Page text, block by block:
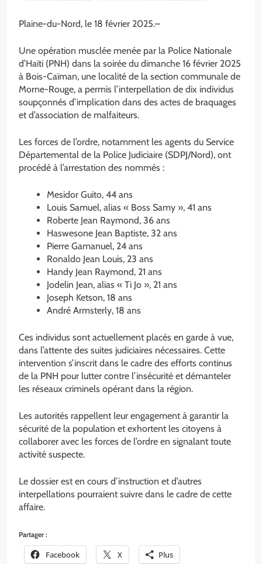
Plaine-du-Nord, le 18 février 2025.–
Une opération musclée menée par la Police Nationale
d’Haïti (PNH) dans la soirée du dimanche 16 février 2025
à Bois-Caïman, une localité de la section communale de
Morne-Rouge, a permis l’interpellation de dix individus
soupçonnés d’implication dans des actes de braquages
et d’association de malfaiteurs.
Les forces de l’ordre, notamment les agents du Service
Départemental de la Police Judiciaire (SDPJ/Nord), ont
procédé à l’arrestation des nommés :
Mesidor Guito, 44 ans
Louis Samuel, alias « Boss Samy », 41 ans
Roberte Jean Raymond, 36 ans
Haswesone Jean Baptiste, 32 ans
Pierre Gamanuel, 24 ans
Ronaldo Jean Louis, 23 ans
Handy Jean Raymond, 21 ans
Jodelin Jean, alias « Ti Jo », 21 ans
Joseph Ketson, 18 ans
André Armsterly, 18 ans
Ces individus sont actuellement placés en garde à vue,
dans l’attente des suites judiciaires nécessaires. Cette
intervention s’inscrit dans le cadre des efforts continus
de la PNH pour lutter contre l’insécurité et démanteler
les réseaux criminels opérant dans la région.
Les autorités rappellent leur engagement à garantir la
sécurité de la population et exhortent les citoyens à
collaborer avec les forces de l’ordre en signalant toute
activité suspecte.
Le dossier est en cours d’instruction et d’autres
interpellations pourraient suivre dans le cadre de cette
affaire.
Partager :
Facebook X Plus